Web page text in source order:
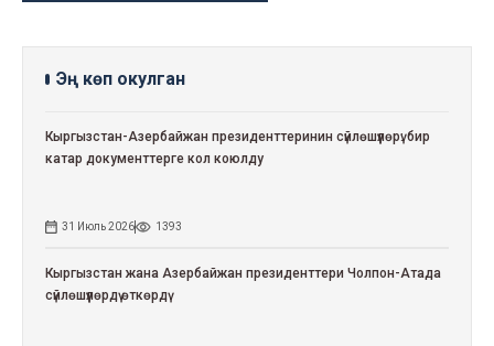
Эң көп окулган
Кыргызстан-Азербайжан президенттеринин сүйлөшүүлөрү: бир
катар документтерге кол коюлду
31 Июль 2026 1393
Кыргызстан жана Азербайжан президенттери Чолпон-Атада
сүйлөшүүлөрдү өткөрдү